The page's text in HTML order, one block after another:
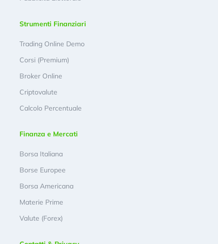
Strumenti Finanziari
Trading Online Demo
Corsi (Premium)
Broker Online
Criptovalute
Calcolo Percentuale
Finanza e Mercati
Borsa Italiana
Borse Europee
Borsa Americana
Materie Prime
Valute (Forex)